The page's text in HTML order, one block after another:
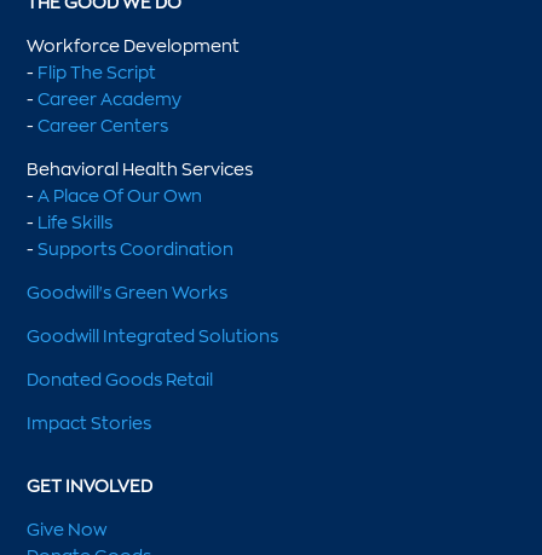
Workforce Development
- Flip The Script
-Career Academy
-Career Centers
Behavioral Health Services
-A Place Of Our Own
- Life Skills
-Supports Coordination
Goodwill's Green Works
Goodwill Integrated Solutions
Donated Goods Retail
Impact Stories
GET INVOLVED
Give Now